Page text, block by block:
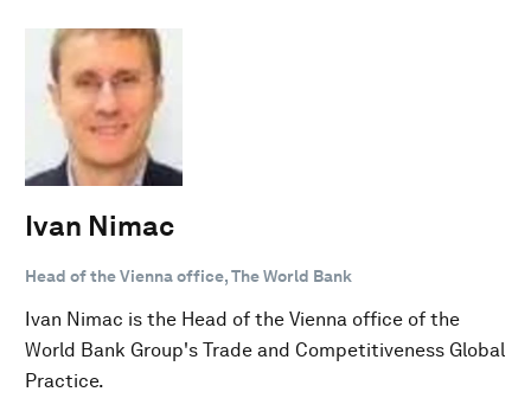
Ivan Nimac
Head of the Vienna office, The World Bank
Ivan Nimac is the Head of the Vienna office of the
World Bank Group's Trade and Competitiveness Global
Practice.